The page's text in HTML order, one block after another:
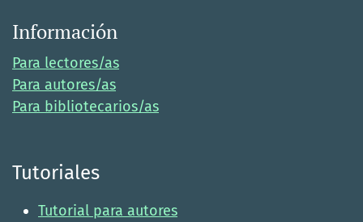
Información
Para lectores/as
Para autores/as
Para bibliotecarios/as
Tutoriales
Tutorial para autores